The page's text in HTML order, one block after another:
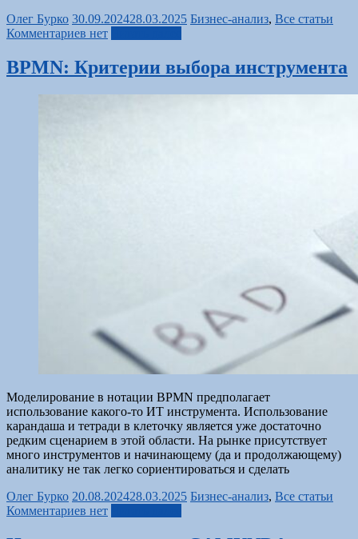
Олег Бурко 30.09.202428.03.2025 Бизнес-анализ, Все статьи
Комментариев нет
BPMN: Критерии выбора инструмента
Моделирование в нотации BPMN предполагает
использование какого-то ИТ инструмента. Использование
карандаша и тетради в клеточку является уже достаточно
редким сценарием в этой области. На рынке присутствует
много инструментов и начинающему (да и продолжающему)
аналитику не так легко сориентироваться и сделать
Олег Бурко 20.08.202428.03.2025 Бизнес-анализ, Все статьи
Комментариев нет